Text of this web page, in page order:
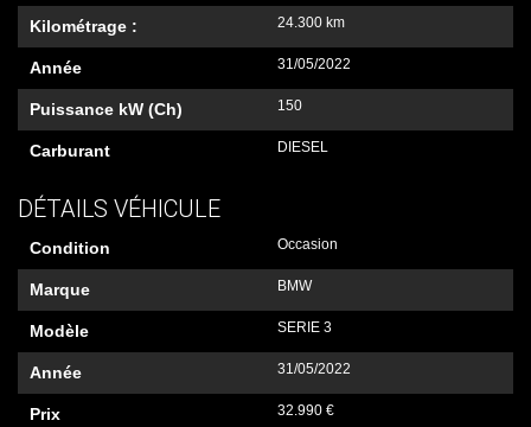
Kilométrage : 24.300 km
Année 31/05/2022
Puissance kW (Ch) 150
Carburant DIESEL
DÉTAILS VÉHICULE
Condition Occasion
Marque BMW
Modèle SERIE 3
Année 31/05/2022
Prix 32.990 €